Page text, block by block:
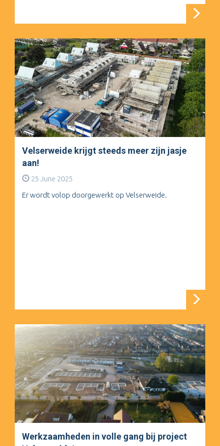
Velserweide krijgt steeds meer zijn jasje
aan!
25 June 2025
Er wordt volop doorgewerkt op Velserweide.
Werkzaamheden in volle gang bij project